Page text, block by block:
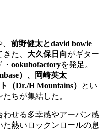
前野健太とdavid bowie
た、 大久保日向がギター
ookubofactoryを発足。
）、岡崎英太
（Dr./H Mountains）
とい
ちが集結した。
わせる多幸感やアーバン感
熱いロックンロールの息